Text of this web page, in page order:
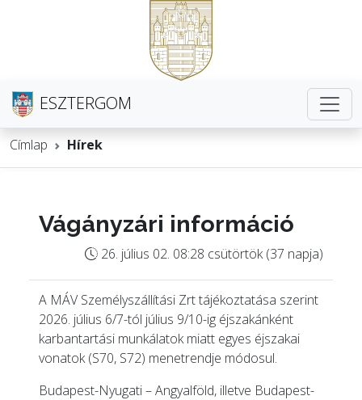
ESZTERGOM
Címlap Hírek
Vágányzári információ
26. július 02. 08:28 csütörtök (37 napja)
A MÁV Személyszállítási Zrt tájékoztatása szerint
2026. július 6/7-tól július 9/10-ig éjszakánként
karbantartási munkálatok miatt egyes éjszakai
vonatok (S70, S72) menetrendje módosul.
Budapest-Nyugati – Angyalföld, illetve Budapest-